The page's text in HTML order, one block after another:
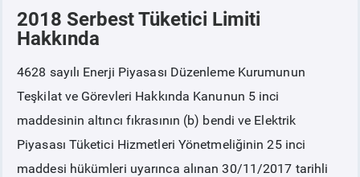
ÖRNEK FİNANS BELGELERİ
VADELİ ELEKTRİK PİYASASI
PİYASAKAYIT SÜRECİ
SERBEST TÜKETİCİ
2018 Serbest Tüketici Limiti
Hakkında
4628 sayılı Enerji Piyasası Düzenleme Kurumunun
Teşkilat ve Görevleri Hakkında Kanunun 5 inci
maddesinin altıncı fıkrasının (b) bendi ve Elektrik
Piyasası Tüketici Hizmetleri Yönetmeliğinin 25 inci
maddesi hükümleri uyarınca alınan 30/11/2017 tarihli